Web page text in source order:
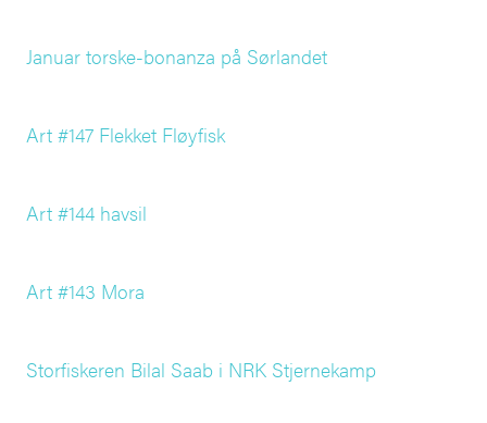
Januar torske-bonanza på Sørlandet
Art #147 Flekket Fløyfisk
Art #144 havsil
Art #143 Mora
Storfiskeren Bilal Saab i NRK Stjernekamp